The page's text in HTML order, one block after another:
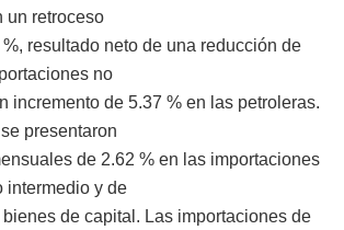
un retroceso
resultado neto de una reducción de
no
incremento de 5.37 % en las petroleras.
presentaron
de 2.62 % en las importaciones
intermedio y de
de capital. Las importaciones de